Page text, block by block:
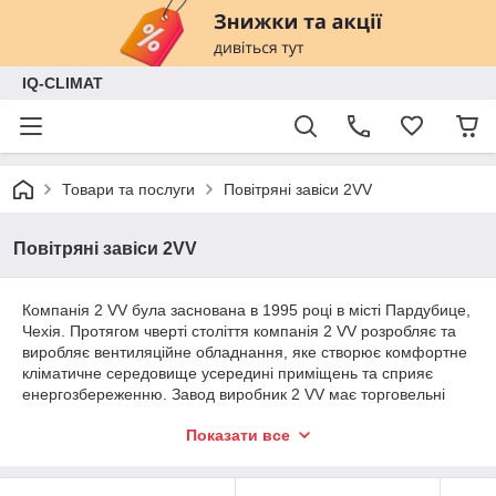
IQ-CLIMAT
Товари та послуги Повітряні завіси 2VV
Повітряні завіси 2VV
Компанія 2 VV була заснована в 1995 році в місті Пардубице,
Чехія. Протягом чверті століття компанія 2 VV розробляє та
виробляє вентиляційне обладнання, яке створює комфортне
кліматичне середовище усередині приміщень та сприяє
енергозбереженню. Завод виробник 2 VV має торговельні
виробництва повітряних завіс та вентиляційних установок з
Показати все